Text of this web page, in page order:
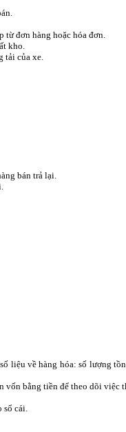
đơn hàng hoặc hóa đơn.
kho.
tải của xe.
bán trả lại.
liệu về hàng hóa: số lượng
vốn bằng tiền để theo dõi
cái.